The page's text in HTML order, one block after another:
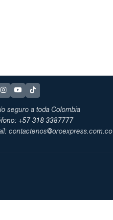
seguro a toda Colombia
+57 318 3387777
contactenos@oroexpress.com.co